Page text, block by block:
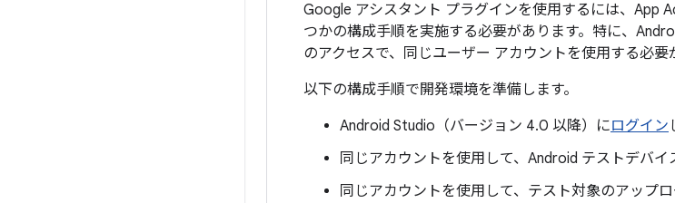
Google アシスタント プラグインを使用するには、App
つかの構成手順を実施する必要があります。特に、
のアクセスで、 同じユーザー アカウントを使用する必要
以下の構成手順で開発環境を準備します。
Android Studio（バージョン 4.0 以降）にログイン
同じアカウントを使用して、Android テストデバイ
同じアカウントを使用して、テスト対象のアップ